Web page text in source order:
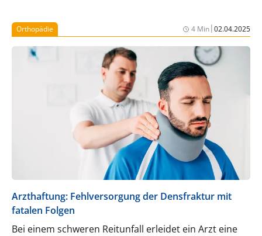
haftungsrechtlichen Konsequenzen, wie Dr. Alex
Janzen im folgenen Beitrag erklärt.
Orthopädie 4 Min|02.04.2025
Arzthaftung: Fehlversorgung der Densfraktur mit
fatalen Folgen
Bei einem schweren Reitunfall erleidet ein Arzt eine